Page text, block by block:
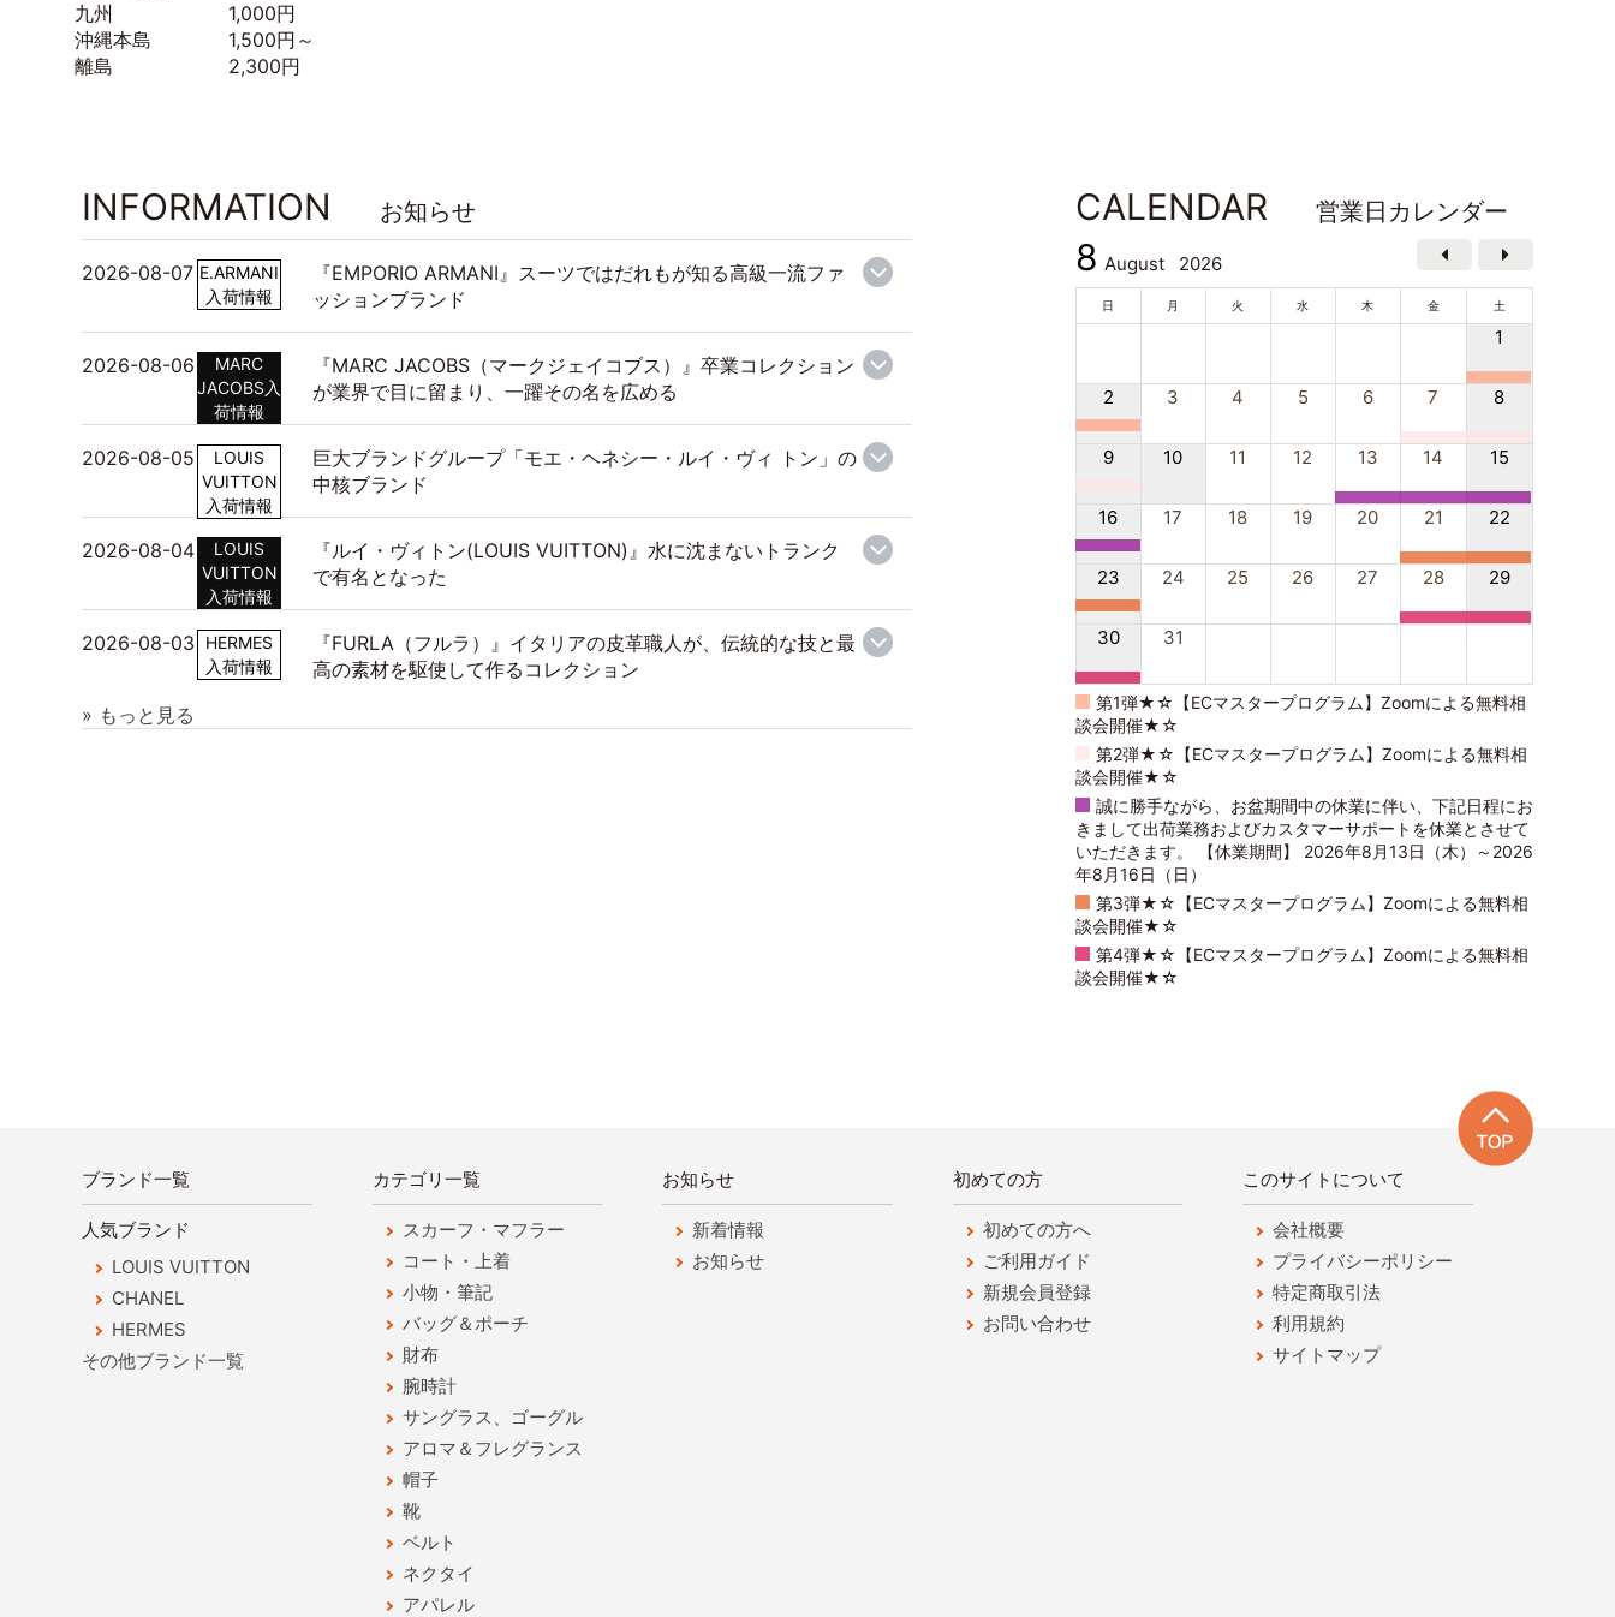
九州 1,000円
沖縄本島 1,500円～
離島 2,300円
INFORMATION お知らせ
2026-08-07 E.ARMANI
入荷情報
『EMPORIO ARMANI』スーツではだれもが知る高級一流ファ
ッションブランド
2026-08-06
MARC
JACOBS入
荷情報
『MARC JACOBS（マークジェイコブス）』卒業コレクション
が業界で目に留まり、一躍その名を広める
2026-08-05
LOUIS
VUITTON
入荷情報
巨大ブランドグループ「モエ・ヘネシー・ルイ・ヴィ トン」の
中核ブランド
2026-08-04
LOUIS
VUITTON
入荷情報
『ルイ・ヴィトン(LOUIS VUITTON)』水に沈まないトランク
で有名となった
2026-08-03
HERMES
入荷情報
『FURLA（フルラ）』イタリアの皮革職人が、伝統的な技と最
高の素材を駆使して作るコレクション
» もっと見る
CALENDAR 営業日カレンダー
8 August 2026
日 月 火 水 木 金 土
1
2 3 4 5 6 7 8
9 10 11 12 13 14 15
16 17 18 19 20 21 22
23 24 25 26 27 28 29
30 31
第1弾★☆【ECマスタープログラム】Zoomによる無料相
談会開催★☆
第2弾★☆【ECマスタープログラム】Zoomによる無料相
談会開催★☆
誠に勝手ながら、お盆期間中の休業に伴い、下記日程にお
きまして出荷業務およびカスタマーサポートを休業とさせて
いただきます。 【休業期間】 2026年8月13日（木）～2026
年8月16日（日）
第3弾★☆【ECマスタープログラム】Zoomによる無料相
談会開催★☆
第4弾★☆【ECマスタープログラム】Zoomによる無料相
談会開催★☆
ブランド一覧
人気ブランド
LOUIS VUITTON
CHANEL
HERMES
その他ブランド一覧
カテゴリ一覧
スカーフ・マフラー
コート・上着
小物・筆記
バッグ＆ポーチ
財布
腕時計
サングラス、ゴーグル
アロマ＆フレグランス
帽子
靴
ベルト
ネクタイ
アパレル
お知らせ
新着情報
お知らせ
初めての方
初めての方へ
ご利用ガイド
新規会員登録
お問い合わせ
このサイトについて
会社概要
プライバシーポリシー
特定商取引法
利用規約
サイトマップ